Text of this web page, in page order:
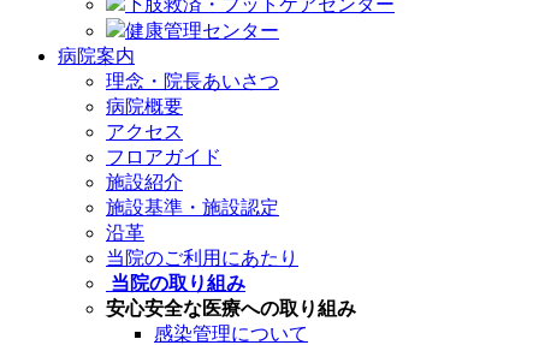
健康管理センター
病院案内
理念・院長あいさつ
病院概要
アクセス
フロアガイド
施設紹介
施設基準・施設認定
沿革
当院のご利用にあたり
当院の取り組み
安心安全な医療への取り組み
感染管理について